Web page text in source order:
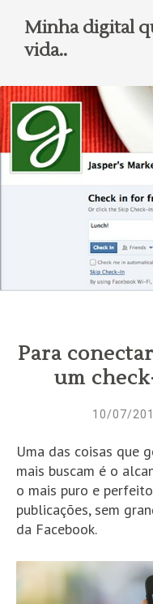
Minha digital
vida..
Para
um
10/07/
Uma das coisas que
mais buscam é o
o mais puro e
publicações, sem
da Facebook.